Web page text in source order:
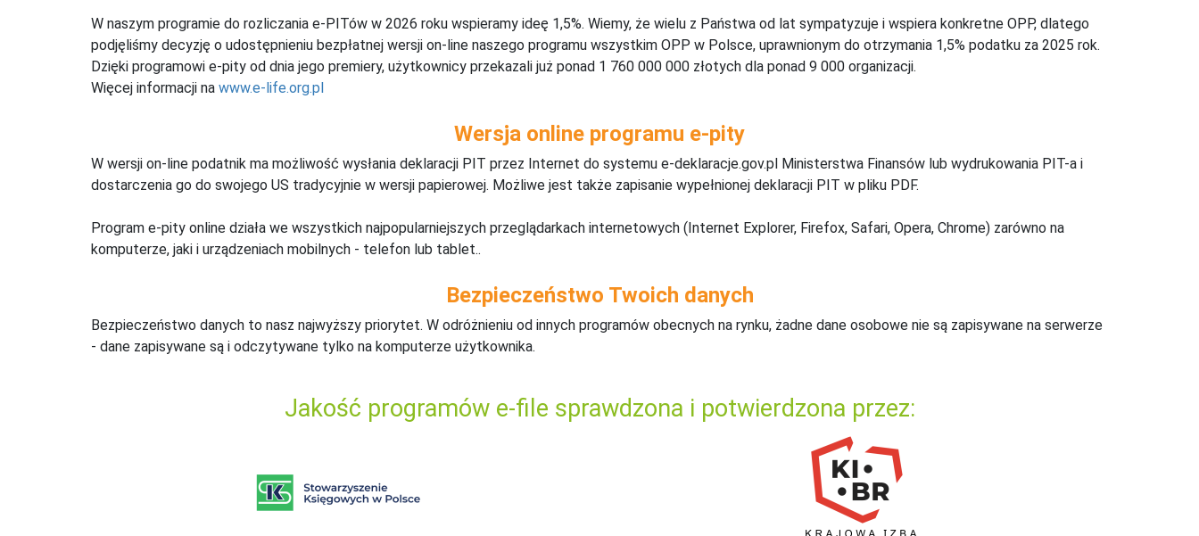
W naszym programie do rozliczania e-PITów w 2026 roku wspieramy ideę 1,5%. Wiemy, że wielu z Państwa od lat sympatyzuje i wspiera konkretne OPP, dlatego
podjęliśmy decyzję o udostępnieniu bezpłatnej wersji on-line naszego programu wszystkim OPP w Polsce, uprawnionym do otrzymania 1,5% podatku za 2025 rok.
Dzięki programowi e-pity od dnia jego premiery, użytkownicy przekazali już ponad 1 760 000 000 złotych dla ponad 9 000 organizacji.
Więcej informacji na www.e-life.org.pl
Wersja online programu e-pity
W wersji on-line podatnik ma możliwość wysłania deklaracji PIT przez Internet do systemu e-deklaracje.gov.pl Ministerstwa Finansów lub wydrukowania PIT-a i
dostarczenia go do swojego US tradycyjnie w wersji papierowej. Możliwe jest także zapisanie wypełnionej deklaracji PIT w pliku PDF.
Program e-pity online działa we wszystkich najpopularniejszych przeglądarkach internetowych (Internet Explorer, Firefox, Safari, Opera, Chrome) zarówno na
komputerze, jaki i urządzeniach mobilnych - telefon lub tablet..
Bezpieczeństwo Twoich danych
Bezpieczeństwo danych to nasz najwyższy priorytet. W odróżnieniu od innych programów obecnych na rynku, żadne dane osobowe nie są zapisywane na serwerze
- dane zapisywane są i odczytywane tylko na komputerze użytkownika.
Jakość programów e-file sprawdzona i potwierdzona przez: